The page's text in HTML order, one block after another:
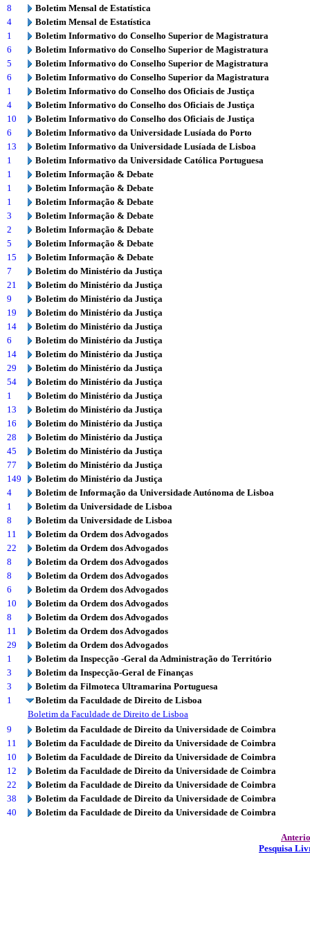
8
Boletim Mensal de Estatística
4
Boletim Mensal de Estatística
1
Boletim Informativo do Conselho Superior de Magistratura
6
Boletim Informativo do Conselho Superior de Magistratura
5
Boletim Informativo do Conselho Superior de Magistratura
6
Boletim Informativo do Conselho Superior da Magistratura
1
Boletim Informativo do Conselho dos Oficiais de Justiça
4
Boletim Informativo do Conselho dos Oficiais de Justiça
10
Boletim Informativo do Conselho dos Oficiais de Justiça
6
Boletim Informativo da Universidade Lusíada do Porto
13
Boletim Informativo da Universidade Lusíada de Lisboa
1
Boletim Informativo da Universidade Católica Portuguesa
1
Boletim Informação & Debate
1
Boletim Informação & Debate
1
Boletim Informação & Debate
3
Boletim Informação & Debate
2
Boletim Informação & Debate
5
Boletim Informação & Debate
15
Boletim Informação & Debate
7
Boletim do Ministério da Justiça
21
Boletim do Ministério da Justiça
9
Boletim do Ministério da Justiça
19
Boletim do Ministério da Justiça
14
Boletim do Ministério da Justiça
6
Boletim do Ministério da Justiça
14
Boletim do Ministério da Justiça
29
Boletim do Ministério da Justiça
54
Boletim do Ministério da Justiça
1
Boletim do Ministério da Justiça
13
Boletim do Ministério da Justiça
16
Boletim do Ministério da Justiça
28
Boletim do Ministério da Justiça
45
Boletim do Ministério da Justiça
77
Boletim do Ministério da Justiça
149
Boletim do Ministério da Justiça
4
Boletim de Informação da Universidade Autónoma de Lisboa
1
Boletim da Universidade de Lisboa
8
Boletim da Universidade de Lisboa
11
Boletim da Ordem dos Advogados
22
Boletim da Ordem dos Advogados
8
Boletim da Ordem dos Advogados
8
Boletim da Ordem dos Advogados
6
Boletim da Ordem dos Advogados
10
Boletim da Ordem dos Advogados
8
Boletim da Ordem dos Advogados
11
Boletim da Ordem dos Advogados
29
Boletim da Ordem dos Advogados
1
Boletim da Inspecção -Geral da Administração do Território
3
Boletim da Inspecção-Geral de Finanças
3
Boletim da Filmoteca Ultramarina Portuguesa
1
Boletim da Faculdade de Direito de Lisboa
Boletim da Faculdade de Direito de Lisboa
9
Boletim da Faculdade de Direito da Universidade de Coimbra
11
Boletim da Faculdade de Direito da Universidade de Coimbra
10
Boletim da Faculdade de Direito da Universidade de Coimbra
12
Boletim da Faculdade de Direito da Universidade de Coimbra
22
Boletim da Faculdade de Direito da Universidade de Coimbra
38
Boletim da Faculdade de Direito da Universidade de Coimbra
40
Boletim da Faculdade de Direito da Universidade de Coimbra
Pesquisa